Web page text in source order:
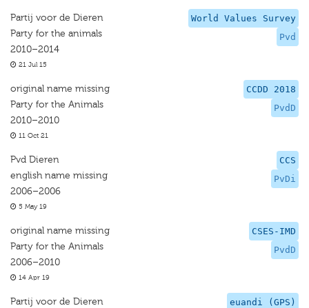
World Values Survey
Pvd
Partij voor de Dieren
Party for the animals
2010–2014
21 Jul 15
CCDD 2018
PvdD
original name missing
Party for the Animals
2010–2010
11 Oct 21
CCS
PvDi
Pvd Dieren
english name missing
2006–2006
5 May 19
CSES-IMD
PvdD
original name missing
Party for the Animals
2006–2010
14 Apr 19
euandi (GPS)
Partij voor de Dieren